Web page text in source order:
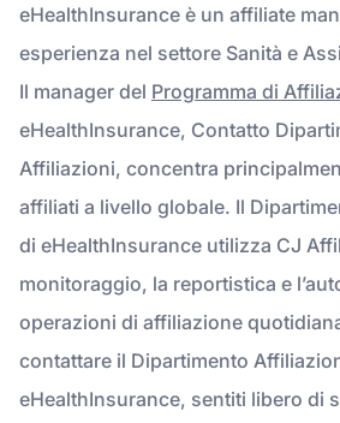
eHealthInsurance è un affiliate
esperienza nel settore Sanità e
Il manager del Programma di
eHealthInsurance, Contatto
Affiliazioni, concentra
affiliati a livello globale. Il
di eHealthInsurance utilizza CJ
monitoraggio, la reportistica e
operazioni di affiliazione
contattare il Dipartimento
eHealthInsurance, sentiti libero di